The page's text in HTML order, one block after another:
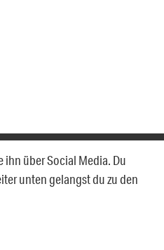
ihn über Social Media. Du
unten gelangst du zu den